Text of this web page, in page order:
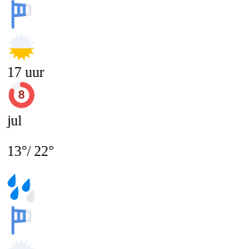
17 uur
jul
13°/ 22°